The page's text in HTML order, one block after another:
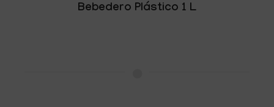
Bebedero Plástico 1 L